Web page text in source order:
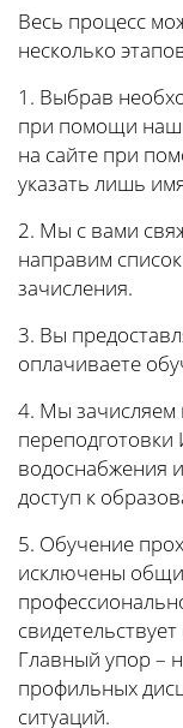
Весь процесс
несколько
1. Выбрав
при помощи
на сайте при
указать лишь
2. Мы с вами
направим
зачисления.
3. Вы
оплачиваете
4. Мы зачисляем
водоснабжения
доступ к
5. Обучение
исключены
Главный упор –
профильных
ситуаций.